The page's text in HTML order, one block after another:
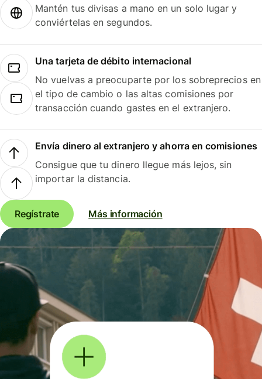
Mantén tus divisas a mano en un solo lugar y
conviértelas en segundos.
Una tarjeta de débito internacional
No vuelvas a preocuparte por los sobreprecios en
el tipo de cambio o las altas comisiones por
transacción cuando gastes en el extranjero.
Envía dinero al extranjero y ahorra en comisiones
Consigue que tu dinero llegue más lejos, sin
importar la distancia.
Regístrate Más información